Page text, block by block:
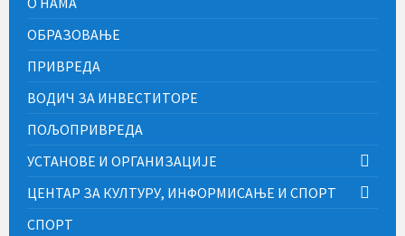
ОБРАЗОВАЊЕ
ПРИВРЕДА
ВОДИЧ ЗА ИНВЕСТИТОРЕ
ПОЉОПРИВРЕДА
УСТАНОВЕ И ОРГАНИЗАЦИЈЕ
ЦЕНТАР ЗА КУЛТУРУ, ИНФОРМИСАЊЕ И СПОРТ
СПОРТ